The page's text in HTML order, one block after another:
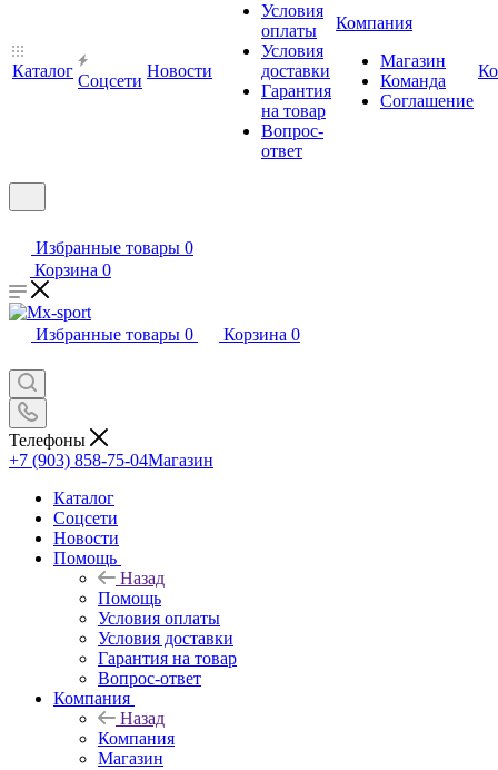
Каталог
Cоцсети
Новости
Условия
оплаты
Условия
доставки
Гарантия
на товар
Вопрос-
ответ
Компания
Магазин
Команда
Соглашение
Избранные товары 0
Корзина 0
Избранные товары 0 Корзина 0
Телефоны
+7 (903) 858-75-04Магазин
Каталог
Cоцсети
Новости
Помощь
Назад
Помощь
Условия оплаты
Условия доставки
Гарантия на товар
Вопрос-ответ
Компания
Назад
Компания
Магазин